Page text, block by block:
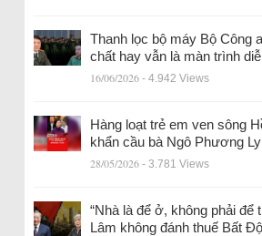
Thanh lọc bộ máy Bộ Công
chất hay vẫn là màn trình
16/06/2026 - 4.942 Views
Hàng loạt trẻ em ven sông
khẩn cầu bà Ngô Phương
28/05/2026 - 3.781 Views
“Nhà là để ở, không phải để
Lâm không đánh thuế Bất